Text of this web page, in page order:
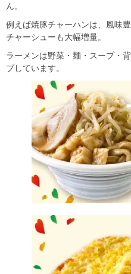
ん。
例えば焼豚チャーハンは、風味
チャーシューも大幅増量。
ラーメンは野菜・麺・スープ・
プしています。